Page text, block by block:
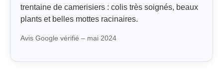
trentaine de camerisiers : colis très soignés, beaux
plants et belles mottes racinaires.
Avis Google vérifié – mai 2024